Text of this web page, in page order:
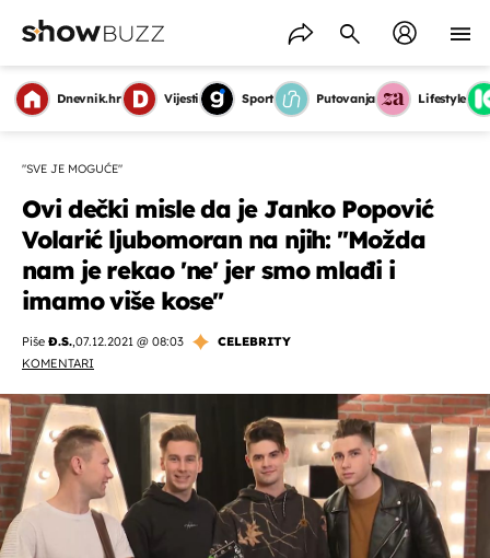
Dnevnik.hr Vijesti Sport Putovanja Lifestyle
"SVE JE MOGUĆE"
Ovi dečki misle da je Janko Popović
Volarić ljubomoran na njih: ''Možda
nam je rekao 'ne' jer smo mlađi i
imamo više kose''
Piše Đ.S.,07.12.2021 @ 08:03
CELEBRITY
KOMENTARI
OMOGUĆI OBAVIJESTI